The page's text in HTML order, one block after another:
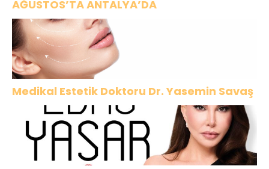
AĞUSTOS’TA ANTALYA’DA
Medikal Estetik Doktoru Dr. Yasemin Savaş